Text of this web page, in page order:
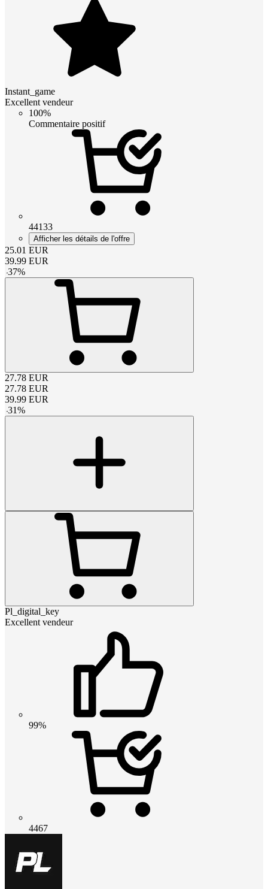
Instant_game
Excellent vendeur
100%
Commentaire positif
44133
Afficher les détails de l'offre
25.01 EUR
39.99 EUR
-37%
27.78 EUR
27.78 EUR
39.99 EUR
-31%
Pl_digital_key
Excellent vendeur
99%
4467